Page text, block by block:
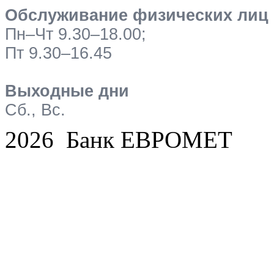
Обслуживание физических лиц
Пн–Чт 9.30–18.00;
Пт 9.30–16.45
Выходные дни
Сб., Вс.
2026 Банк ЕВРОМЕТ